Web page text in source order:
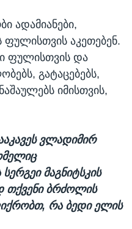
ადამიანები,
აკეთებენ.
ფულისთვის და
გატაცებებს,
იმისთვის,
ვლადიმირ
მაგნიტსკის
თქვენი ბრძოლის
რა ბედი ელის